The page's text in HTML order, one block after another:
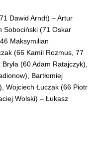
Dawid Arndt) – Artur
Sobociński (71 Oskar
Maksymilian
(66 Kamil Rozmus, 77
(60 Adam Ratajczyk),
Bartłomiej
Wojciech Łuczak (66 Piotr
Wolski) – Łukasz